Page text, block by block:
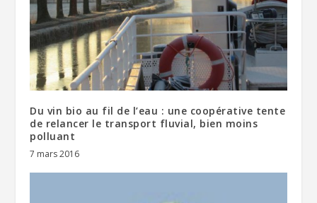
Du vin bio au fil de l’eau : une coopérative tente
de relancer le transport fluvial, bien moins
polluant
7 mars 2016